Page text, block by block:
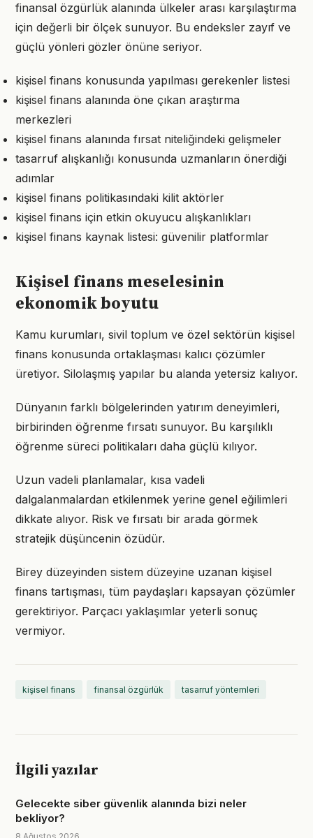
finansal özgürlük alanında ülkeler arası karşılaştırma
için değerli bir ölçek sunuyor. Bu endeksler zayıf ve
güçlü yönleri gözler önüne seriyor.
kişisel finans konusunda yapılması gerekenler listesi
kişisel finans alanında öne çıkan araştırma
merkezleri
kişisel finans alanında fırsat niteliğindeki gelişmeler
tasarruf alışkanlığı konusunda uzmanların önerdiği
adımlar
kişisel finans politikasındaki kilit aktörler
kişisel finans için etkin okuyucu alışkanlıkları
kişisel finans kaynak listesi: güvenilir platformlar
Kişisel finans meselesinin
ekonomik boyutu
Kamu kurumları, sivil toplum ve özel sektörün kişisel
finans konusunda ortaklaşması kalıcı çözümler
üretiyor. Silolaşmış yapılar bu alanda yetersiz kalıyor.
Dünyanın farklı bölgelerinden yatırım deneyimleri,
birbirinden öğrenme fırsatı sunuyor. Bu karşılıklı
öğrenme süreci politikaları daha güçlü kılıyor.
Uzun vadeli planlamalar, kısa vadeli
dalgalanmalardan etkilenmek yerine genel eğilimleri
dikkate alıyor. Risk ve fırsatı bir arada görmek
stratejik düşüncenin özüdür.
Birey düzeyinden sistem düzeyine uzanan kişisel
finans tartışması, tüm paydaşları kapsayan çözümler
gerektiriyor. Parçacı yaklaşımlar yeterli sonuç
vermiyor.
kişisel finans finansal özgürlük tasarruf yöntemleri
İlgili yazılar
Gelecekte siber güvenlik alanında bizi neler
bekliyor?